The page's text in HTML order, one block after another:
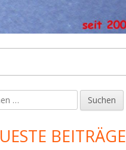
BEITRÄGE